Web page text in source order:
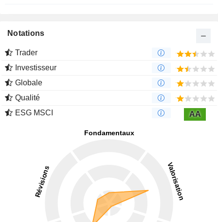
Notations
Trader
Investisseur
Globale
Qualité
ESG MSCI
AA